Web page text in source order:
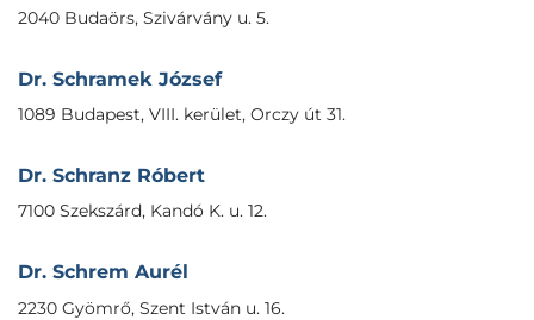
2040 Budaörs, Szivárvány u. 5.
Dr. Schramek József
1089 Budapest, VIII. kerület, Orczy út 31.
Dr. Schranz Róbert
7100 Szekszárd, Kandó K. u. 12.
Dr. Schrem Aurél
2230 Gyömrő, Szent István u. 16.